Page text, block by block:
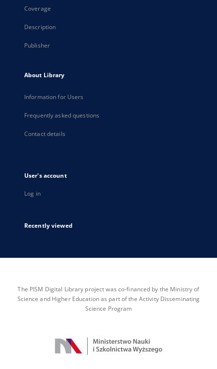
Coverage
Description
Publisher
About Library
Information for Users
Frequently asked questions
Contact details
User's account
Log in
Recently viewed
The PISM Digital Library project was co-financed by the Ministry of
Science and Higher Education as part of the Activity Disseminating
Science Program